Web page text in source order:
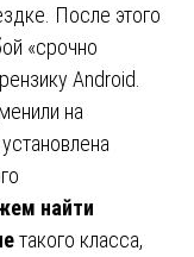
После этого
«срочно
Android.
на
найти
такого класса,